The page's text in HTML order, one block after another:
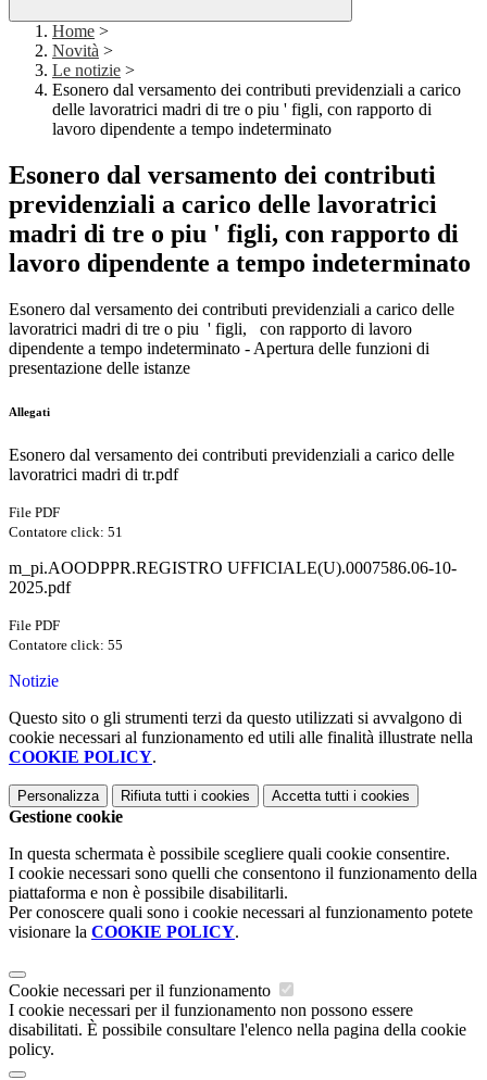
Home >
Novità >
Le notizie >
Esonero dal versamento dei contributi previdenziali a carico
delle lavoratrici madri di tre o piu ' figli, con rapporto di
lavoro dipendente a tempo indeterminato
Esonero dal versamento dei contributi
previdenziali a carico delle lavoratrici
madri di tre o piu ' figli, con rapporto di
lavoro dipendente a tempo indeterminato
Esonero dal versamento dei contributi previdenziali a carico delle
lavoratrici madri di tre o piu ' figli, con rapporto di lavoro
dipendente a tempo indeterminato - Apertura delle funzioni di
presentazione delle istanze
Allegati
Esonero dal versamento dei contributi previdenziali a carico delle
lavoratrici madri di tr.pdf
File PDF
Contatore click: 51
m_pi.AOODPPR.REGISTRO UFFICIALE(U).0007586.06-10-
2025.pdf
File PDF
Contatore click: 55
Notizie
Questo sito o gli strumenti terzi da questo utilizzati si avvalgono di
cookie necessari al funzionamento ed utili alle finalità illustrate nella
COOKIE POLICY.
Personalizza Rifiuta tutti i cookies Accetta tutti i cookies
Gestione cookie
In questa schermata è possibile scegliere quali cookie consentire.
I cookie necessari sono quelli che consentono il funzionamento della
piattaforma e non è possibile disabilitarli.
Per conoscere quali sono i cookie necessari al funzionamento potete
visionare la COOKIE POLICY.
Cookie necessari per il funzionamento
I cookie necessari per il funzionamento non possono essere
disabilitati. È possibile consultare l'elenco nella pagina della cookie
policy.